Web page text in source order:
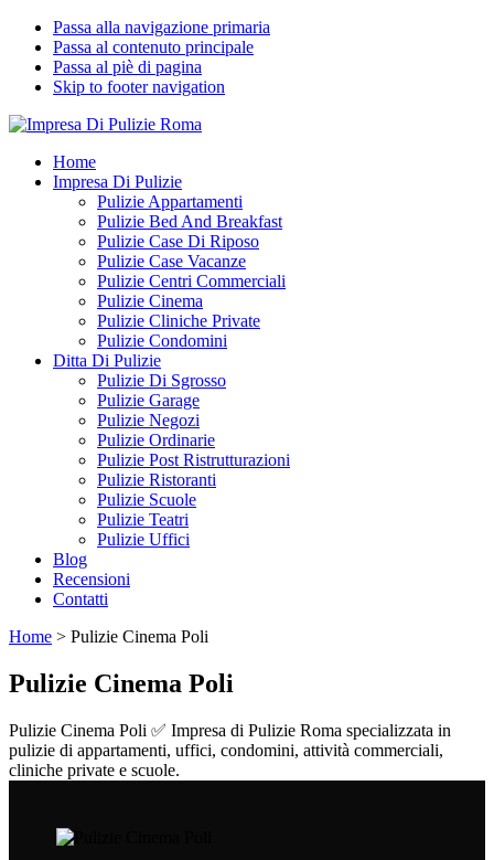
Passa alla navigazione primaria
Passa al contenuto principale
Passa al piè di pagina
Skip to footer navigation
Impresa Di Pulizie Roma
✅ Abitazioni e Attività Commerciali
Home
Impresa Di Pulizie
Pulizie Appartamenti
Pulizie Bed And Breakfast
Pulizie Case Di Riposo
Pulizie Case Vacanze
Pulizie Centri Commerciali
Pulizie Cinema
Pulizie Cliniche Private
Pulizie Condomini
Ditta Di Pulizie
Pulizie Di Sgrosso
Pulizie Garage
Pulizie Negozi
Pulizie Ordinarie
Pulizie Post Ristrutturazioni
Pulizie Ristoranti
Pulizie Scuole
Pulizie Teatri
Pulizie Uffici
Blog
Recensioni
Contatti
Home > Pulizie Cinema Poli
Pulizie Cinema Poli
Pulizie Cinema Poli ✅ Impresa di Pulizie Roma specializzata in
pulizie di appartamenti, uffici, condomini, attività commerciali,
cliniche private e scuole.